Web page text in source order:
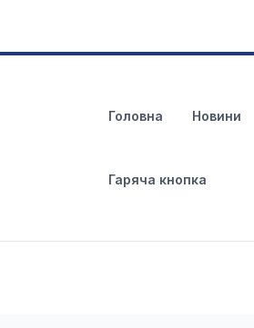
Головна Новини
Гаряча кнопка